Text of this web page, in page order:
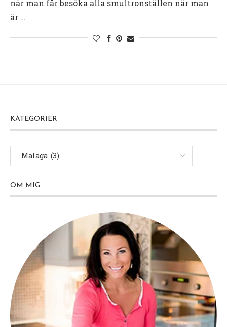
när man får besöka alla smultronställen när man
är …
KATEGORIER
OM MIG